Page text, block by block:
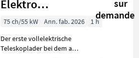
Elektro
Teleskoplader
Österreichpaket
sur
demande
75 ch/55 kW Ann. fab. 2026
1 h
Der erste vollelektrische
Teleskoplader bei dem an